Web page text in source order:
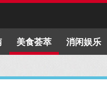
美食荟萃 消闲娱乐